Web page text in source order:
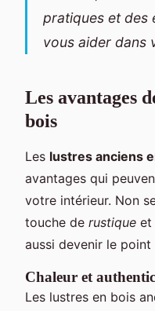
pratiques et des
vous aider dans
Les avantages
bois
Les lustres anciens
avantages qui
votre intérieur. Non
touche de rustique et
aussi devenir le
Chaleur et
Les lustres en bois